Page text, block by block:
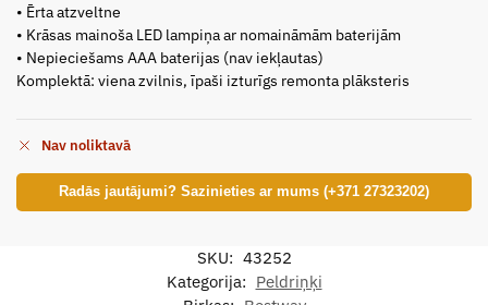
• Ērta atzveltne
• Krāsas mainoša LED lampiņa ar nomaināmām baterijām
• Nepieciešams AAA baterijas (nav iekļautas)
Komplektā: viena zvilnis, īpaši izturīgs remonta plāksteris
Nav noliktavā
Radās jautājumi? Sazinieties ar mums (+371 27323202)
SKU: 43252
Kategorija: Peldriņķi